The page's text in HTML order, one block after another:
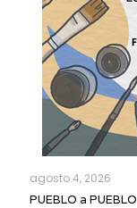
agosto 4, 2026
PUEBLO a PUEBLO